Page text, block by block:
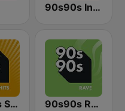
90s90s In the Mix
90s 90s Sommerhits 90s90s Rave